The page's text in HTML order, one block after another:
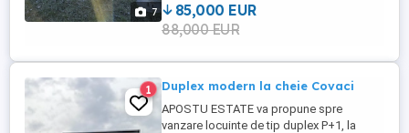
7
85,000 EUR
88,000 EUR
1 Duplex modern la cheie Covaci
APOSTU ESTATE va propune spre
vanzare locuinte de tip duplex P+1, la